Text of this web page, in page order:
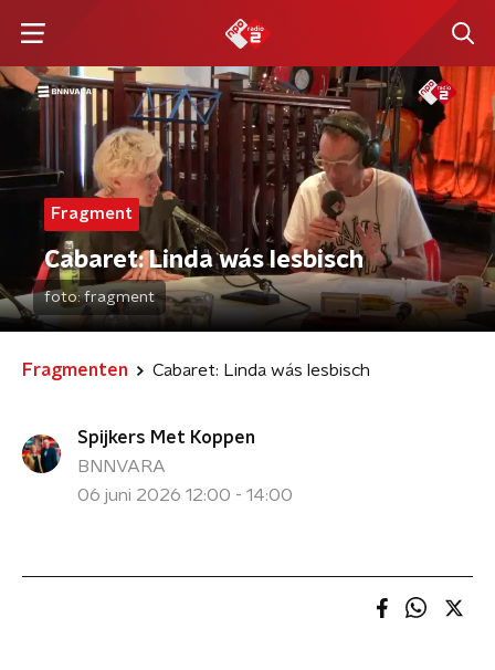
Fragment
Cabaret: Linda wás lesbisch
foto:fragment
Fragmenten Cabaret: Linda wás lesbisch
Spijkers Met Koppen
BNNVARA
06 juni 2026 12:00 - 14:00